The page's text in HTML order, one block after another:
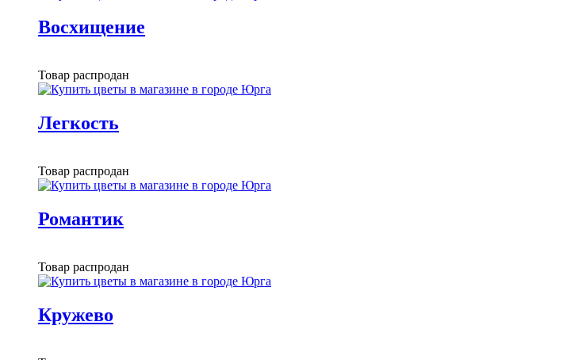
Восхищение
Товар распродан
Легкость
Товар распродан
Романтик
Товар распродан
Кружево